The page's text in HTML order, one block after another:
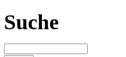
Suche